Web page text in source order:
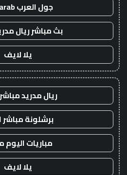
جول العرب goalarab
بث مباشر ريال
يلا لايف
ريال مدريد
برشلونة مباشر
مباريات اليوم
يلا لايف